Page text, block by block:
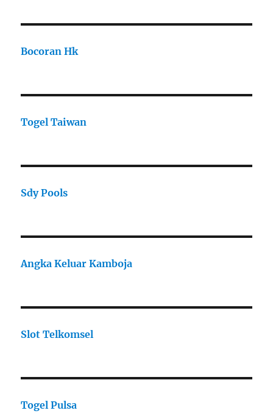
Bocoran Hk
Togel Taiwan
Sdy Pools
Angka Keluar Kamboja
Slot Telkomsel
Togel Pulsa